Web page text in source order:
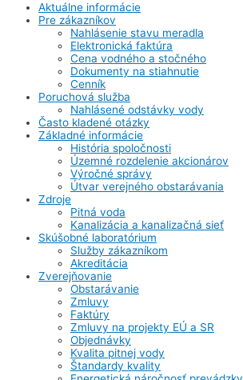
Aktuálne informácie
Pre zákazníkov
Nahlásenie stavu meradla
Elektronická faktúra
Cena vodného a stočného
Dokumenty na stiahnutie
Cenník
Poruchová služba
Nahlásené odstávky vody
Často kladené otázky
Základné informácie
História spoločnosti
Územné rozdelenie akcionárov
Výročné správy
Útvar verejného obstarávania
Zdroje
Pitná voda
Kanalizácia a kanalizačná sieť
Skúšobné laboratórium
Služby zákazníkom
Akreditácia
Zverejňovanie
Obstarávanie
Zmluvy
Faktúry
Zmluvy na projekty EÚ a SR
Objednávky
Kvalita pitnej vody
Štandardy kvality